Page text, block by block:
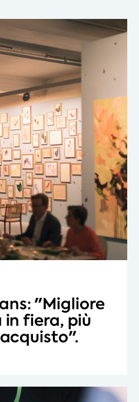
"Migliore
fiera, più